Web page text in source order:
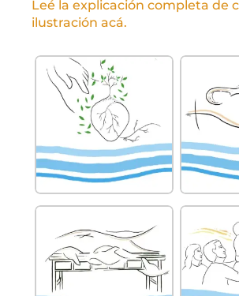
Leé la explicación completa de
ilustración acá.